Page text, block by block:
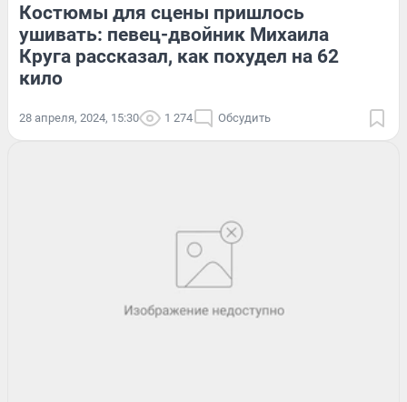
Костюмы для сцены пришлось
ушивать: певец-двойник Михаила
Круга рассказал, как похудел на 62
кило
28 апреля, 2024, 15:30 1 274 Обсудить